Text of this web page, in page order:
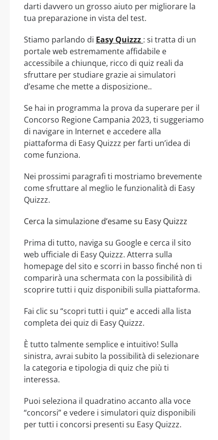
darti davvero un grosso aiuto per migliorare la
tua preparazione in vista del test.
Stiamo parlando di Easy Quizzz : si tratta di un
portale web estremamente affidabile e
accessibile a chiunque, ricco di quiz reali da
sfruttare per studiare grazie ai simulatori
d’esame che mette a disposizione..
Se hai in programma la prova da superare per il
Concorso Regione Campania 2023, ti suggeriamo
di navigare in Internet e accedere alla
piattaforma di Easy Quizzz per farti un’idea di
come funziona.
Nei prossimi paragrafi ti mostriamo brevemente
come sfruttare al meglio le funzionalità di Easy
Quizzz.
Cerca la simulazione d’esame su Easy Quizzz
Prima di tutto, naviga su Google e cerca il sito
web ufficiale di Easy Quizzz. Atterra sulla
homepage del sito e scorri in basso finché non ti
comparirà una schermata con la possibilità di
scoprire tutti i quiz disponibili sulla piattaforma.
Fai clic su “scopri tutti i quiz” e accedi alla lista
completa dei quiz di Easy Quizzz.
È tutto talmente semplice e intuitivo! Sulla
sinistra, avrai subito la possibilità di selezionare
la categoria e tipologia di quiz che più ti
interessa.
Puoi seleziona il quadratino accanto alla voce
“concorsi” e vedere i simulatori quiz disponibili
per tutti i concorsi presenti su Easy Quizzz.